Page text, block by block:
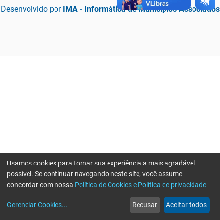
Desenvolvido por IMA - Informática de Municípios Associados
web
Notícias
more_horiz
Mais
Usamos cookies para tornar sua experiência a mais agradável
possível. Se continuar navegando neste site, você assume
concordar com nossa Política de Cookies e Política de privacidade
Gerenciar Cookies... Recusar Aceitar todos
Erro ao enviar informações, por favor tente novamente